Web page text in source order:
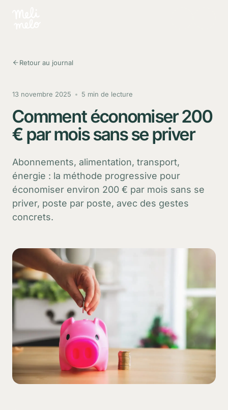
Retour au journal
13 novembre 2025 5 min de lecture
Comment économiser 200
€ par mois sans se priver
Abonnements, alimentation, transport,
énergie : la méthode progressive pour
économiser environ 200 € par mois sans se
priver, poste par poste, avec des gestes
concrets.